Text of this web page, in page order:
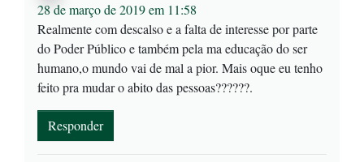
28 de março de 2019 em 11:58
Realmente com descalso e a falta de interesse por parte
do Poder Público e também pela ma educação do ser
humano,o mundo vai de mal a pior. Mais oque eu tenho
feito pra mudar o abito das pessoas??????.
Responder